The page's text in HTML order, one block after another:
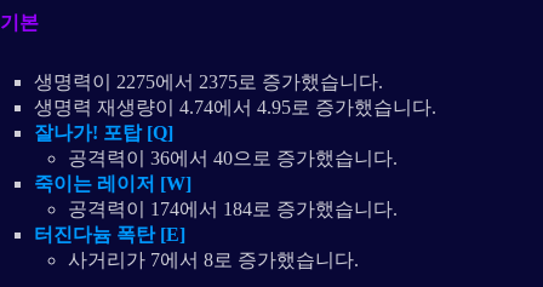
기본
생명력이 2275에서 2375로 증가했습니다.
생명력 재생량이 4.74에서 4.95로 증가했습니다.
잘나가! 포탑 [Q]
공격력이 36에서 40으로 증가했습니다.
죽이는 레이저 [W]
공격력이 174에서 184로 증가했습니다.
터진다늄 폭탄 [E]
사거리가 7에서 8로 증가했습니다.